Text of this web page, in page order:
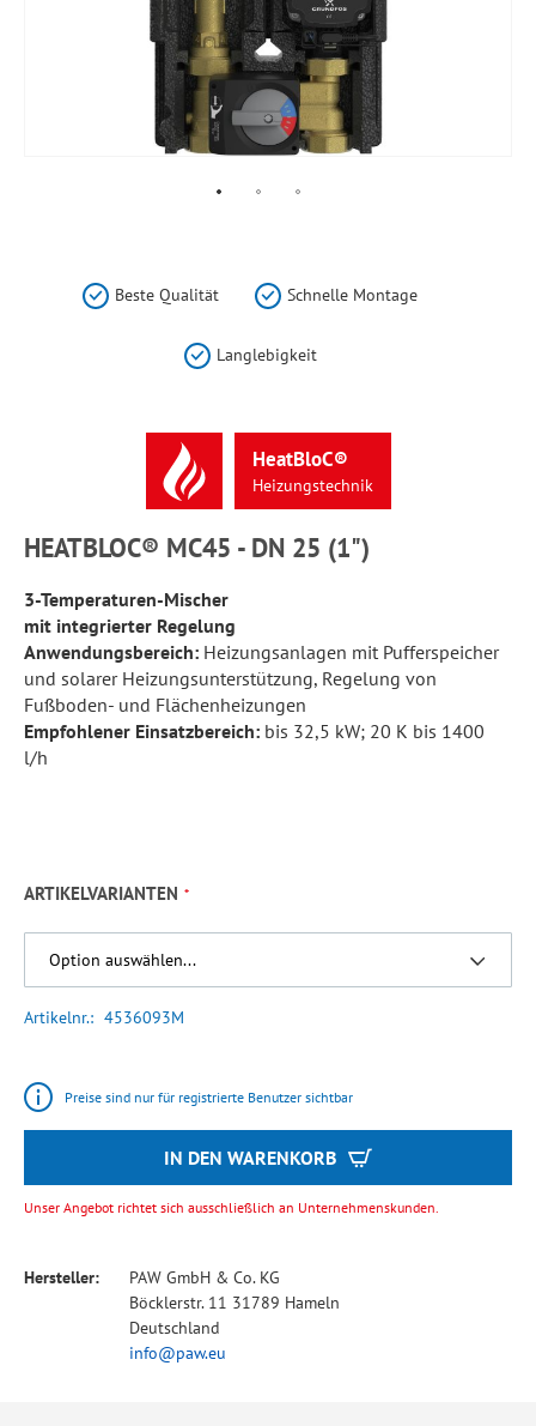
Beste Qualität Schnelle Montage
Langlebigkeit
HeatBloC®
Heizungstechnik
HEATBLOC® MC45 - DN 25 (1")
3-Temperaturen-Mischer
mit integrierter Regelung
Anwendungsbereich: Heizungsanlagen mit Pufferspeicher
und solarer Heizungsunterstützung, Regelung von
Fußboden- und Flächenheizungen
Empfohlener Einsatzbereich: bis 32,5 kW; 20 K bis 1400
l/h
ARTIKELVARIANTEN
Artikelnr. 4536093M
Preise sind nur für registrierte Benutzer sichtbar
IN DEN WARENKORB
Unser Angebot richtet sich ausschließlich an Unternehmenskunden.
Hersteller:
PAW GmbH & Co. KG
Böcklerstr. 11 31789 Hameln
Deutschland
info@paw.eu